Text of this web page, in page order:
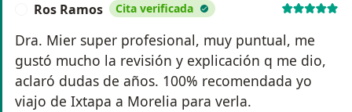
Ros Ramos Cita verificada
Dra. Mier super profesional, muy puntual, me
gustó mucho la revisión y explicación q me dio,
aclaró dudas de años. 100% recomendada yo
viajo de Ixtapa a Morelia para verla.